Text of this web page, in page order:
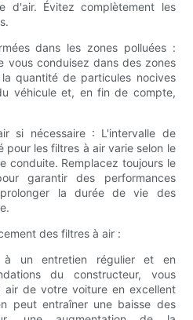
d'air. Évitez complètement les
dans les zones polluées :
vous conduisez dans des zones
quantité de particules nocives
véhicule et, en fin de compte,
si nécessaire : L'intervalle de
pour les filtres à air varie selon le
conduite. Remplacez toujours le
garantir des performances
la durée de vie des
des filtres à air :
à un entretien régulier et en
du constructeur, vous
air de votre voiture en excellent
peut entraîner une baisse des